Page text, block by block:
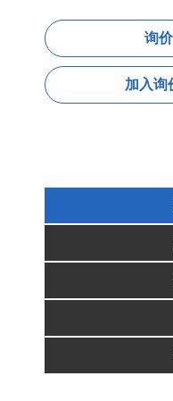
询价
加入询